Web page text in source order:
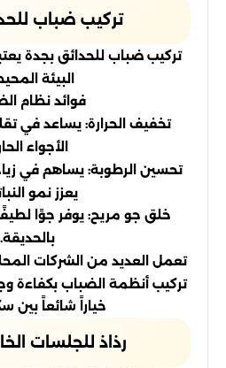
تركيب ضباب
تركيب ضباب للحدائق بجدة
البيئة
فوائد نظام
تخفيف الحرارة: يساعد في
الأجواء
تحسين الرطوبة: يساهم في
يعزز نمو
خلق جو مريح: يوفر جوًا
بالحديقة.
تعمل العديد من الشركات
تركيب أنظمة الضباب بكفاءة
خياراً شائعاً بين
رذاذ للجلسات